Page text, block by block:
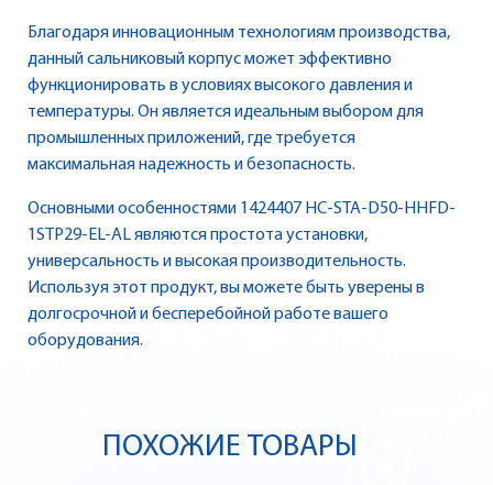
Благодаря инновационным технологиям производства,
данный сальниковый корпус может эффективно
функционировать в условиях высокого давления и
температуры. Он является идеальным выбором для
промышленных приложений, где требуется
максимальная надежность и безопасность.
Основными особенностями 1424407 HC-STA-D50-HHFD-
1STP29-EL-AL являются простота установки,
универсальность и высокая производительность.
Используя этот продукт, вы можете быть уверены в
долгосрочной и бесперебойной работе вашего
оборудования.
ПОХОЖИЕ ТОВАРЫ